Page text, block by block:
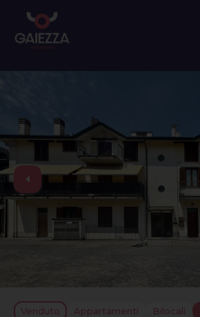
Venduto Appartamenti Bilocali